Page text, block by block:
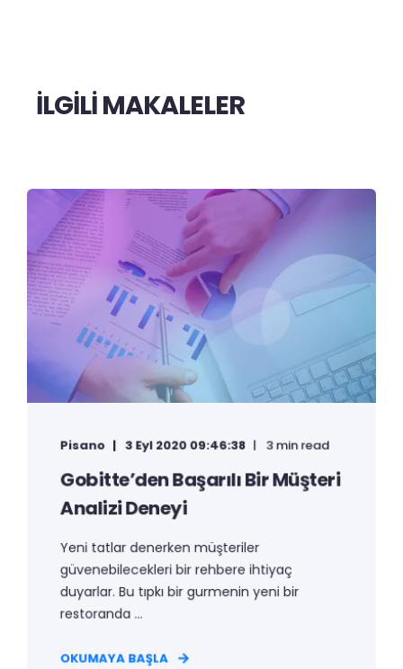
İLGİLİ MAKALELER
Pisano 3 Eyl 2020 09:46:38 3 min read
Gobitte’den Başarılı Bir Müşteri
Analizi Deneyi
Yeni tatlar denerken müşteriler
güvenebilecekleri bir rehbere ihtiyaç
duyarlar. Bu tıpkı bir gurmenin yeni bir
restoranda ...
OKUMAYA BAŞLA